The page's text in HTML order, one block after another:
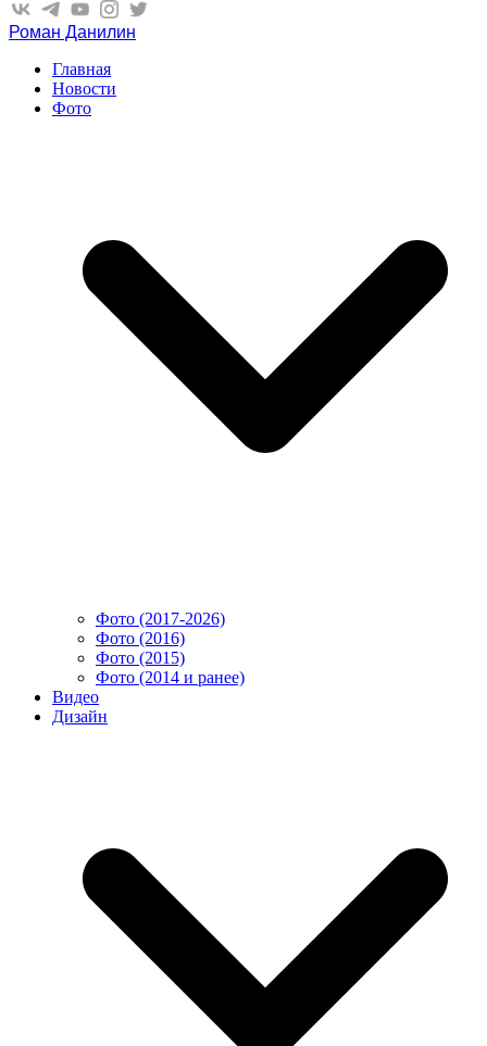
Роман Данилин
Главная
Новости
Фото
Фото (2017-2026)
Фото (2016)
Фото (2015)
Фото (2014 и ранее)
Видео
Дизайн